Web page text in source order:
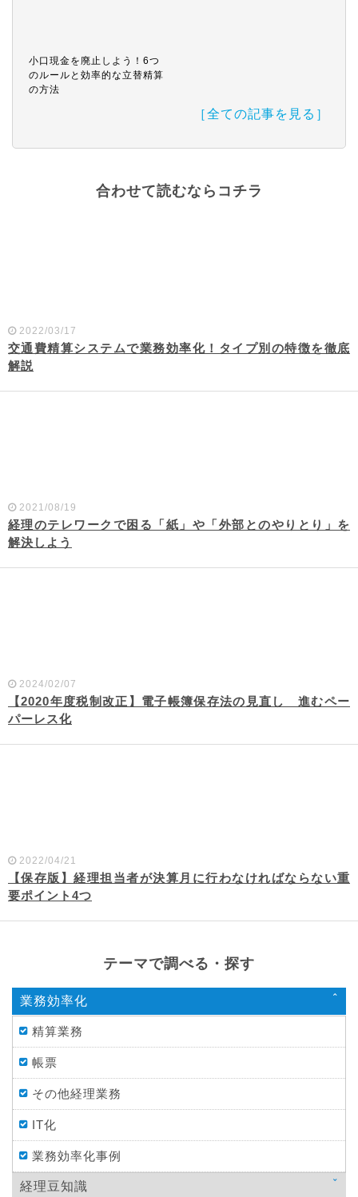
小口現金を廃止しよう！6つ
のルールと効率的な立替精算
の方法
［全ての記事を見る］
合わせて読むならコチラ
2022/03/17
交通費精算システムで業務効率化！タイプ別の特徴を徹底
解説
2021/08/19
経理のテレワークで困る「紙」や「外部とのやりとり」を
解決しよう
2024/02/07
【2020年度税制改正】電子帳簿保存法の見直し 進むペー
パーレス化
2022/04/21
【保存版】経理担当者が決算月に行わなければならない重
要ポイント4つ
テーマで調べる・探す
業務効率化
精算業務
帳票
その他経理業務
IT化
業務効率化事例
経理豆知識